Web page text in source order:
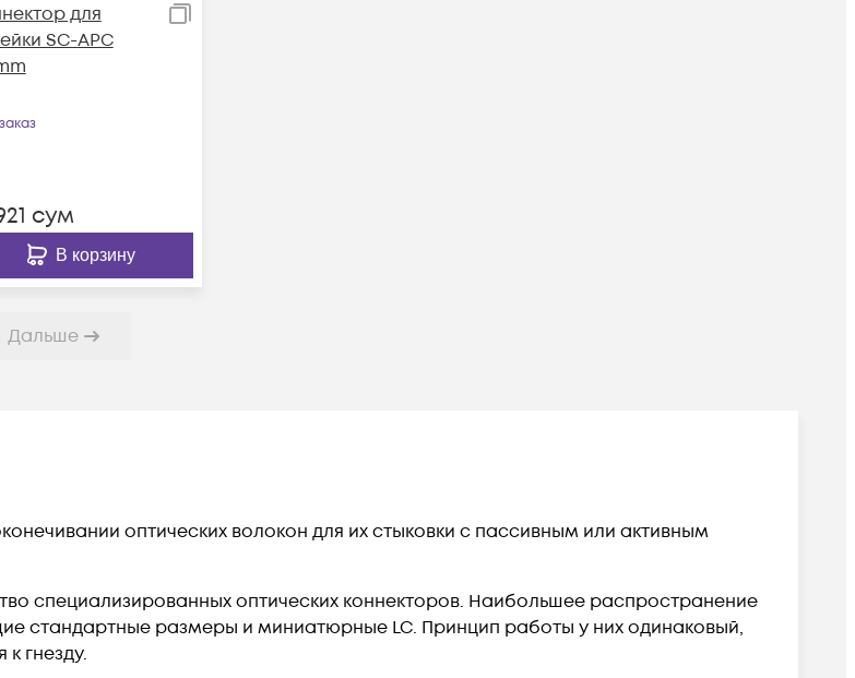
для
SC-APC
сум
В корзину
Дальше
оптических волокон для их стыковки с пассивным или активным
специализированных оптических коннекторов. Наибольшее распространение
стандартные размеры и миниатюрные LC. Принцип работы у них одинаковый,
гнезду.